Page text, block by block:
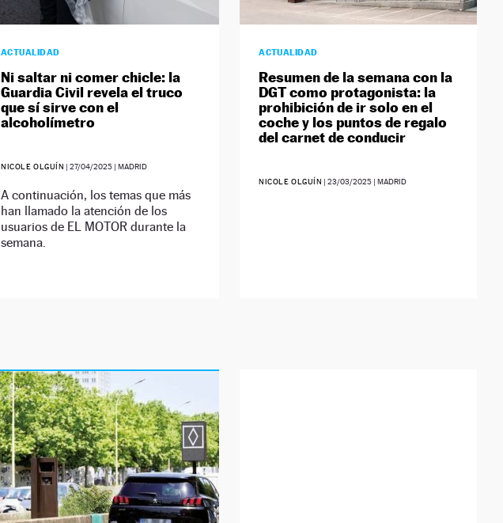
ACTUALIDAD
Ni saltar ni comer chicle: la
Guardia Civil revela el truco
que sí sirve con el
alcoholímetro
NICOLE OLGUÍN |27/04/2025 | MADRID
A continuación, los temas que más
han llamado la atención de los
usuarios de EL MOTOR durante la
semana.
ACTUALIDAD
Resumen de la semana con la
DGT como protagonista: la
prohibición de ir solo en el
coche y los puntos de regalo
del carnet de conducir
NICOLE OLGUÍN |23/03/2025 | MADRID